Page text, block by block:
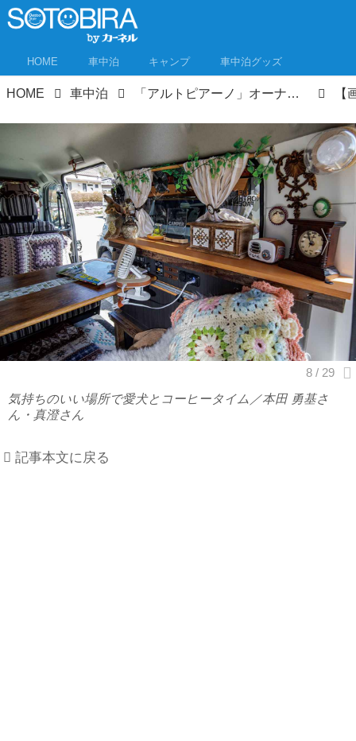
HOME 車中泊 キャンプ 車中泊グッズ
HOME 車中泊 「アルトピアーノ」オーナー20台を一挙紹介① オフ会潜入で内装チェック！外観は一緒でも内装は個性炸裂 【
気持ちのいい場所で愛犬とコーヒータイム／本田 勇基さ
ん・真澄さん
記事本文に戻る